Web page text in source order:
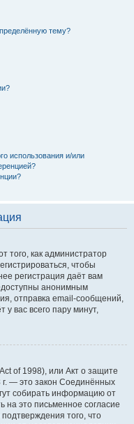
тему?
использования и/или
того, как администратор
чтобы
регистрация даёт вам
анонимным
отправка email-сообщений,
у вас всего пару минут,
of 1998), или Акт о защите
г. — это закон Соединённых
собирать информацию от
это письменное согласие
того, что